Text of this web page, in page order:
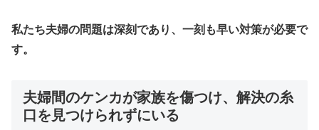
私たち夫婦の問題は深刻であり、一刻も早い対策が必要で
す。
夫婦間のケンカが家族を傷つけ、解決の糸
口を見つけられずにいる